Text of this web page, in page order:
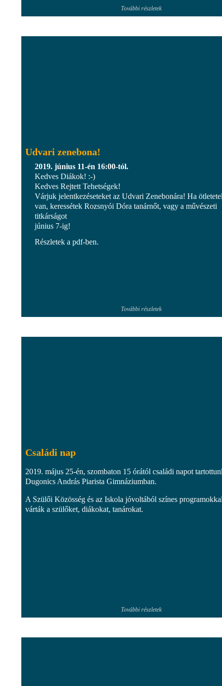
További részletek
Udvari zenebona!
2019. június 11-én 16:00-tól.
Kedves Diákok! :-)
Kedves Rejtett Tehetségek!
Várjuk jelentkezéseteket az Udvari Zenebonára! Ha
van, keressétek Rozsnyói Dóra tanárnőt, vagy a művészeti
titkárságot
június 7-ig!
Részletek a pdf-ben.
További részletek
Családi nap
2019. május 25-én, szombaton 15 órától családi napot
Dugonics András Piarista Gimnáziumban.
A Szülői Közösség és az Iskola jóvoltából színes
várták a szülőket, diákokat, tanárokat.
További részletek